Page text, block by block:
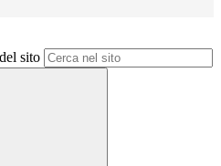
sito